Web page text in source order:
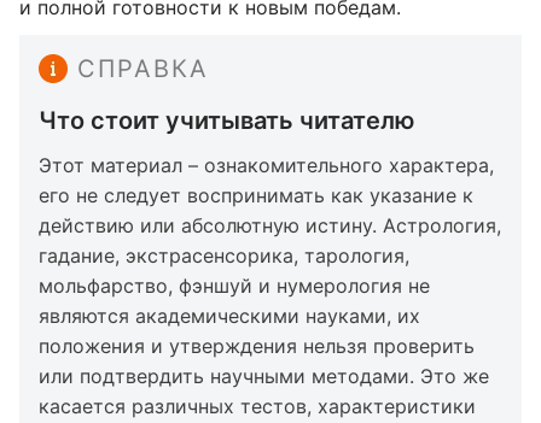
и полной готовности к новым победам.
СПРАВКА
Что стоит учитывать читателю
Этот материал – ознакомительного характера,
его не следует воспринимать как указание к
действию или абсолютную истину. Астрология,
гадание, экстрасенсорика, тарология,
мольфарство, фэншуй и нумерология не
являются академическими науками, их
положения и утверждения нельзя проверить
или подтвердить научными методами. Это же
касается различных тестов, характеристики